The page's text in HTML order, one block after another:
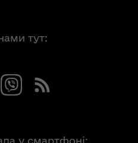
тут:
у смартфоні: